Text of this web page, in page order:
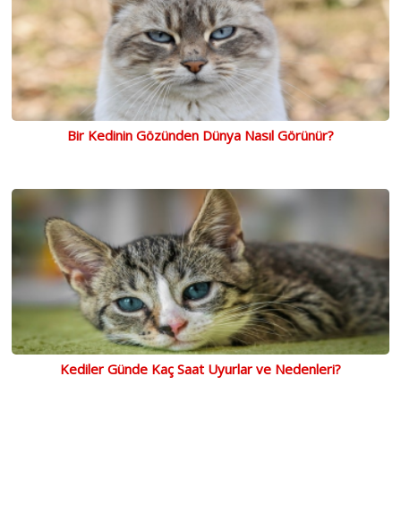
Bir Kedinin Gözünden Dünya Nasıl Görünür?
Kediler Günde Kaç Saat Uyurlar ve Nedenleri?